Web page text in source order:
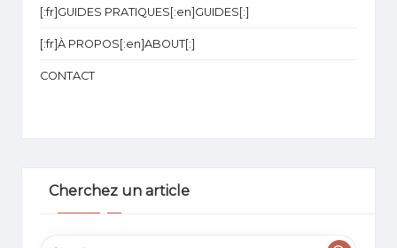
[:fr]GUIDES PRATIQUES[:en]GUIDES[:]
[:fr]À PROPOS[:en]ABOUT[:]
CONTACT
Cherchez un article